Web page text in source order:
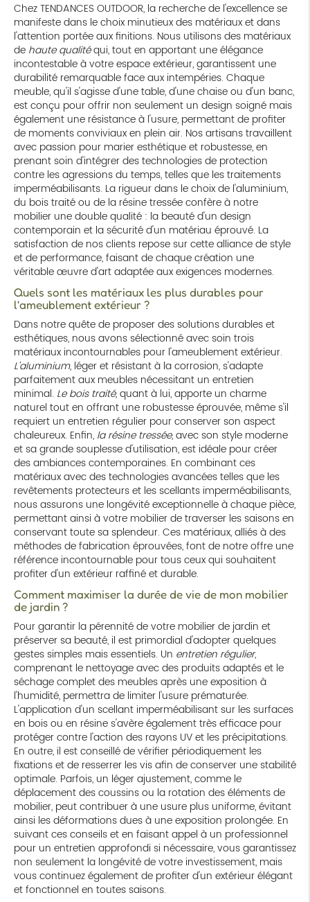
Chez TENDANCES OUTDOOR, la recherche de l'excellence se
manifeste dans le choix minutieux des matériaux et dans
l'attention portée aux finitions. Nous utilisons des matériaux
de haute qualitéqui, tout en apportant une élégance
incontestable à votre espace extérieur, garantissent une
durabilité remarquable face aux intempéries. Chaque
meuble, qu'il s'agisse d'une table, d'une chaise ou d'un banc,
est conçu pour offrir non seulement un design soigné mais
également une résistance à l'usure, permettant de profiter
de moments conviviaux en plein air. Nos artisans travaillent
avec passion pour marier esthétique et robustesse, en
prenant soin d'intégrer des technologies de protection
contre les agressions du temps, telles que les traitements
imperméabilisants. La rigueur dans le choix de l'aluminium,
du bois traité ou de la résine tressée confère à notre
mobilier une double qualité : la beauté d'un design
contemporain et la sécurité d'un matériau éprouvé. La
satisfaction de nos clients repose sur cette alliance de style
et de performance, faisant de chaque création une
véritable œuvre d'art adaptée aux exigences modernes.
Quels sont les matériaux les plus durables pour
l'ameublement extérieur ?
Dans notre quête de proposer des solutions durables et
esthétiques, nous avons sélectionné avec soin trois
matériaux incontournables pour l'ameublement extérieur.
L'aluminium, léger et résistant à la corrosion, s'adapte
parfaitement aux meubles nécessitant un entretien
minimal. Le bois traité, quant à lui, apporte un charme
naturel tout en offrant une robustesse éprouvée, même s'il
requiert un entretien régulier pour conserver son aspect
chaleureux. Enfin, la résine tressée, avec son style moderne
et sa grande souplesse d'utilisation, est idéale pour créer
des ambiances contemporaines. En combinant ces
matériaux avec des technologies avancées telles que les
revêtements protecteurs et les scellants imperméabilisants,
nous assurons une longévité exceptionnelle à chaque pièce,
permettant ainsi à votre mobilier de traverser les saisons en
conservant toute sa splendeur. Ces matériaux, alliés à des
méthodes de fabrication éprouvées, font de notre offre une
référence incontournable pour tous ceux qui souhaitent
profiter d'un extérieur raffiné et durable.
Comment maximiser la durée de vie de mon mobilier
de jardin ?
Pour garantir la pérennité de votre mobilier de jardin et
préserver sa beauté, il est primordial d'adopter quelques
gestes simples mais essentiels. Un entretien régulier,
comprenant le nettoyage avec des produits adaptés et le
séchage complet des meubles après une exposition à
l'humidité, permettra de limiter l'usure prématurée.
L'application d'un scellant imperméabilisant sur les surfaces
en bois ou en résine s'avère également très efficace pour
protéger contre l'action des rayons UV et les précipitations.
En outre, il est conseillé de vérifier périodiquement les
fixations et de resserrer les vis afin de conserver une stabilité
optimale. Parfois, un léger ajustement, comme le
déplacement des coussins ou la rotation des éléments de
mobilier, peut contribuer à une usure plus uniforme, évitant
ainsi les déformations dues à une exposition prolongée. En
suivant ces conseils et en faisant appel à un professionnel
pour un entretien approfondi si nécessaire, vous garantissez
non seulement la longévité de votre investissement, mais
vous continuez également de profiter d'un extérieur élégant
et fonctionnel en toutes saisons.